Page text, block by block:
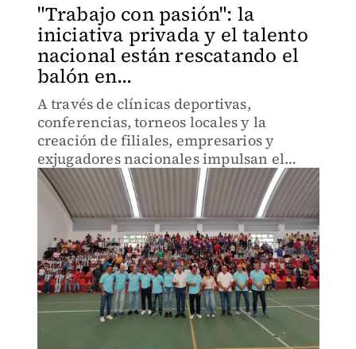
"Trabajo con pasión": la
iniciativa privada y el talento
nacional están rescatando el
balón en...
A través de clínicas deportivas,
conferencias, torneos locales y la
creación de filiales, empresarios y
exjugadores nacionales impulsan el
futbol infantil y juvenil en esta región.